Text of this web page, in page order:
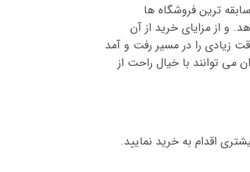
ترین فروشگاه ها
و از مزایای خرید از آن
زیادی را در مسیر رفت و آمد
توانند با خیال راحت از
اقدام به خرید نمایید.